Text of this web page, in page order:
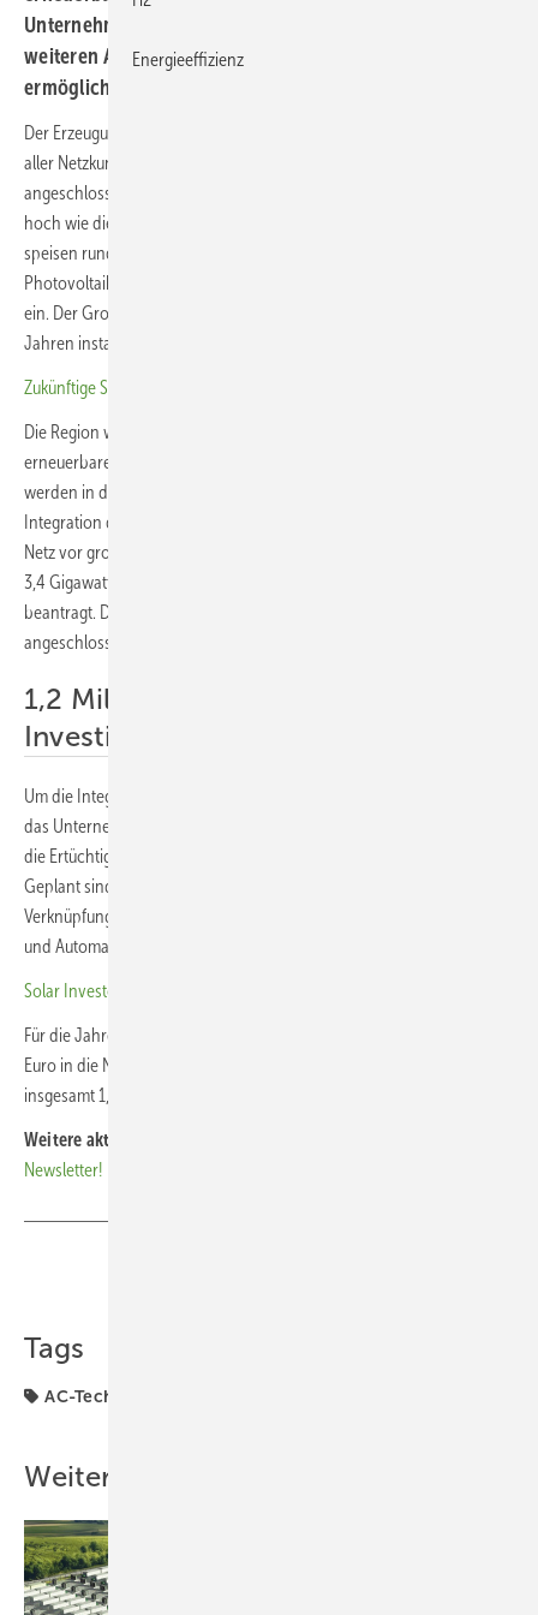
Unternehmen plant nun massive Investitionen, um den
weiteren Ausbau von Photovoltaik und Windkraft zu
ermöglichen.
Der Erzeugungsleistung von drei Gigawatt steht eine Jahreshöchstlast
aller Netzkunden von rund 408 Megawatt gegenüber. Die
angeschlossene Ökostromleistung ist damit mehr als siebenmal so
hoch wie die von den Netzkunden nachgefragte Leistung. Aktuell
speisen rund 18.500 Anlagen – darunter große Windparks,
Photovoltaikanlagen und private Balkonkraftwerke – ins Verteilnetz
ein. Der Großteil dieser Anlagen wurde in den vergangenen vier
Jahren installiert.
Zukünftige Stromnetze 2026 – aktuelles Programm steht
Die Region war im Jahr 2024 an 142 Tagen vollständig mit
erneuerbaren Energien versorgt. Überschüssige Strommengen
werden in das vorgelagerte Übertragungsnetz eingespeist. Die
Integration der stetig wachsenden Zahl von EE-Anlagen stellt Wemag
Netz vor große Herausforderungen. Bereits jetzt sind Leistungen von
3,4 Gigawatt (GW) für neue Anlagen reserviert, weitere 30 GW sind
beantragt. Diese Summe entspricht dem Elffachen der aktuell
angeschlossenen Leistung.
1,2 Milliarden Euro neue
Investitionen ins Netz
Um die Integration dieser Energiemengen zu ermöglichen, investiert
das Unternehmen nach eigen Angaben gezielt in den Ausbau – sowie
die Ertüchtigung des Stromnetzes auf allen Spannungsebenen.
Geplant sind unter anderem neue Umspannwerke, zusätzliche
Verknüpfungspunkte zum Übertragungsnetz sowie die Digitalisierung
und Automatisierung des Netzbetriebs.
Solar Investors Guide: Risiken im Projektgeschäft minimieren
Für die Jahre 2025 und 2026 sind Investitionen von 197 Millionen
Euro in die Netzinfrastruktur vorgesehen. Bis 2033 plant Wemag Netz
insgesamt 1,2 Milliarden Euro zu investieren. (nhp)
Weitere aktuelle News:
Newsletter!
Tags
AC-Technik
Weitere Inhalte
Energieeffizienz